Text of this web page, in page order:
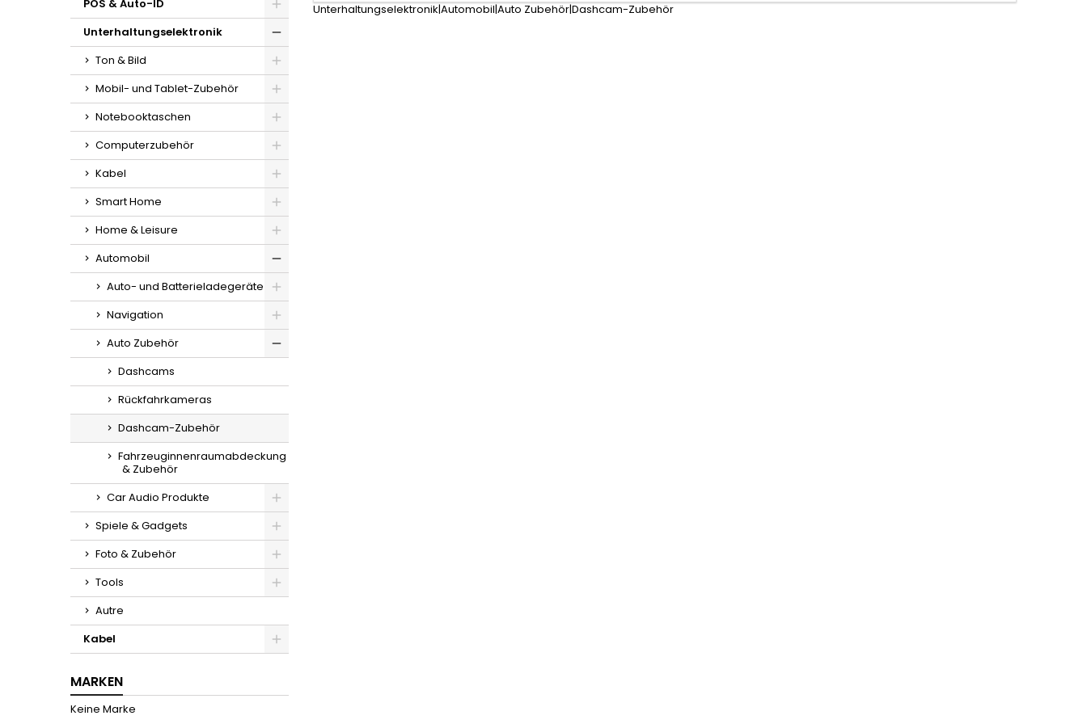
POS & Auto-ID
Unterhaltungselektronik
Ton & Bild
Mobil- und Tablet-Zubehör
Notebooktaschen
Computerzubehör
Kabel
Smart Home
Home & Leisure
Automobil
Auto- und Batterieladegeräte
Navigation
Auto Zubehör
Dashcams
Rückfahrkameras
Dashcam-Zubehör
Fahrzeuginnenraumabdeckung
& Zubehör
Car Audio Produkte
Spiele & Gadgets
Foto & Zubehör
Tools
Autre
Kabel
MARKEN
Keine Marke
Unterhaltungselektronik|Automobil|Auto Zubehör|Dashcam-Zubehör